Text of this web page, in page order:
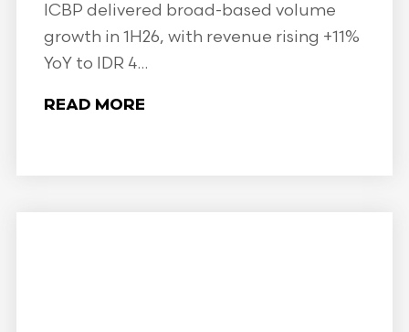
ICBP delivered broad-based volume
growth in 1H26, with revenue rising +11%
YoY to IDR 4...
READ MORE